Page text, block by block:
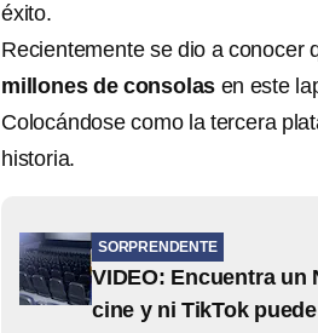
éxito.
Recientemente se dio a conocer
millones de consolas en este
Colocándose como la tercera
historia.
SORPRENDENTE
VIDEO: Encuentra un
cine y ni TikTok